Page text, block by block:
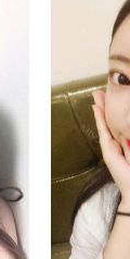
Bệnh